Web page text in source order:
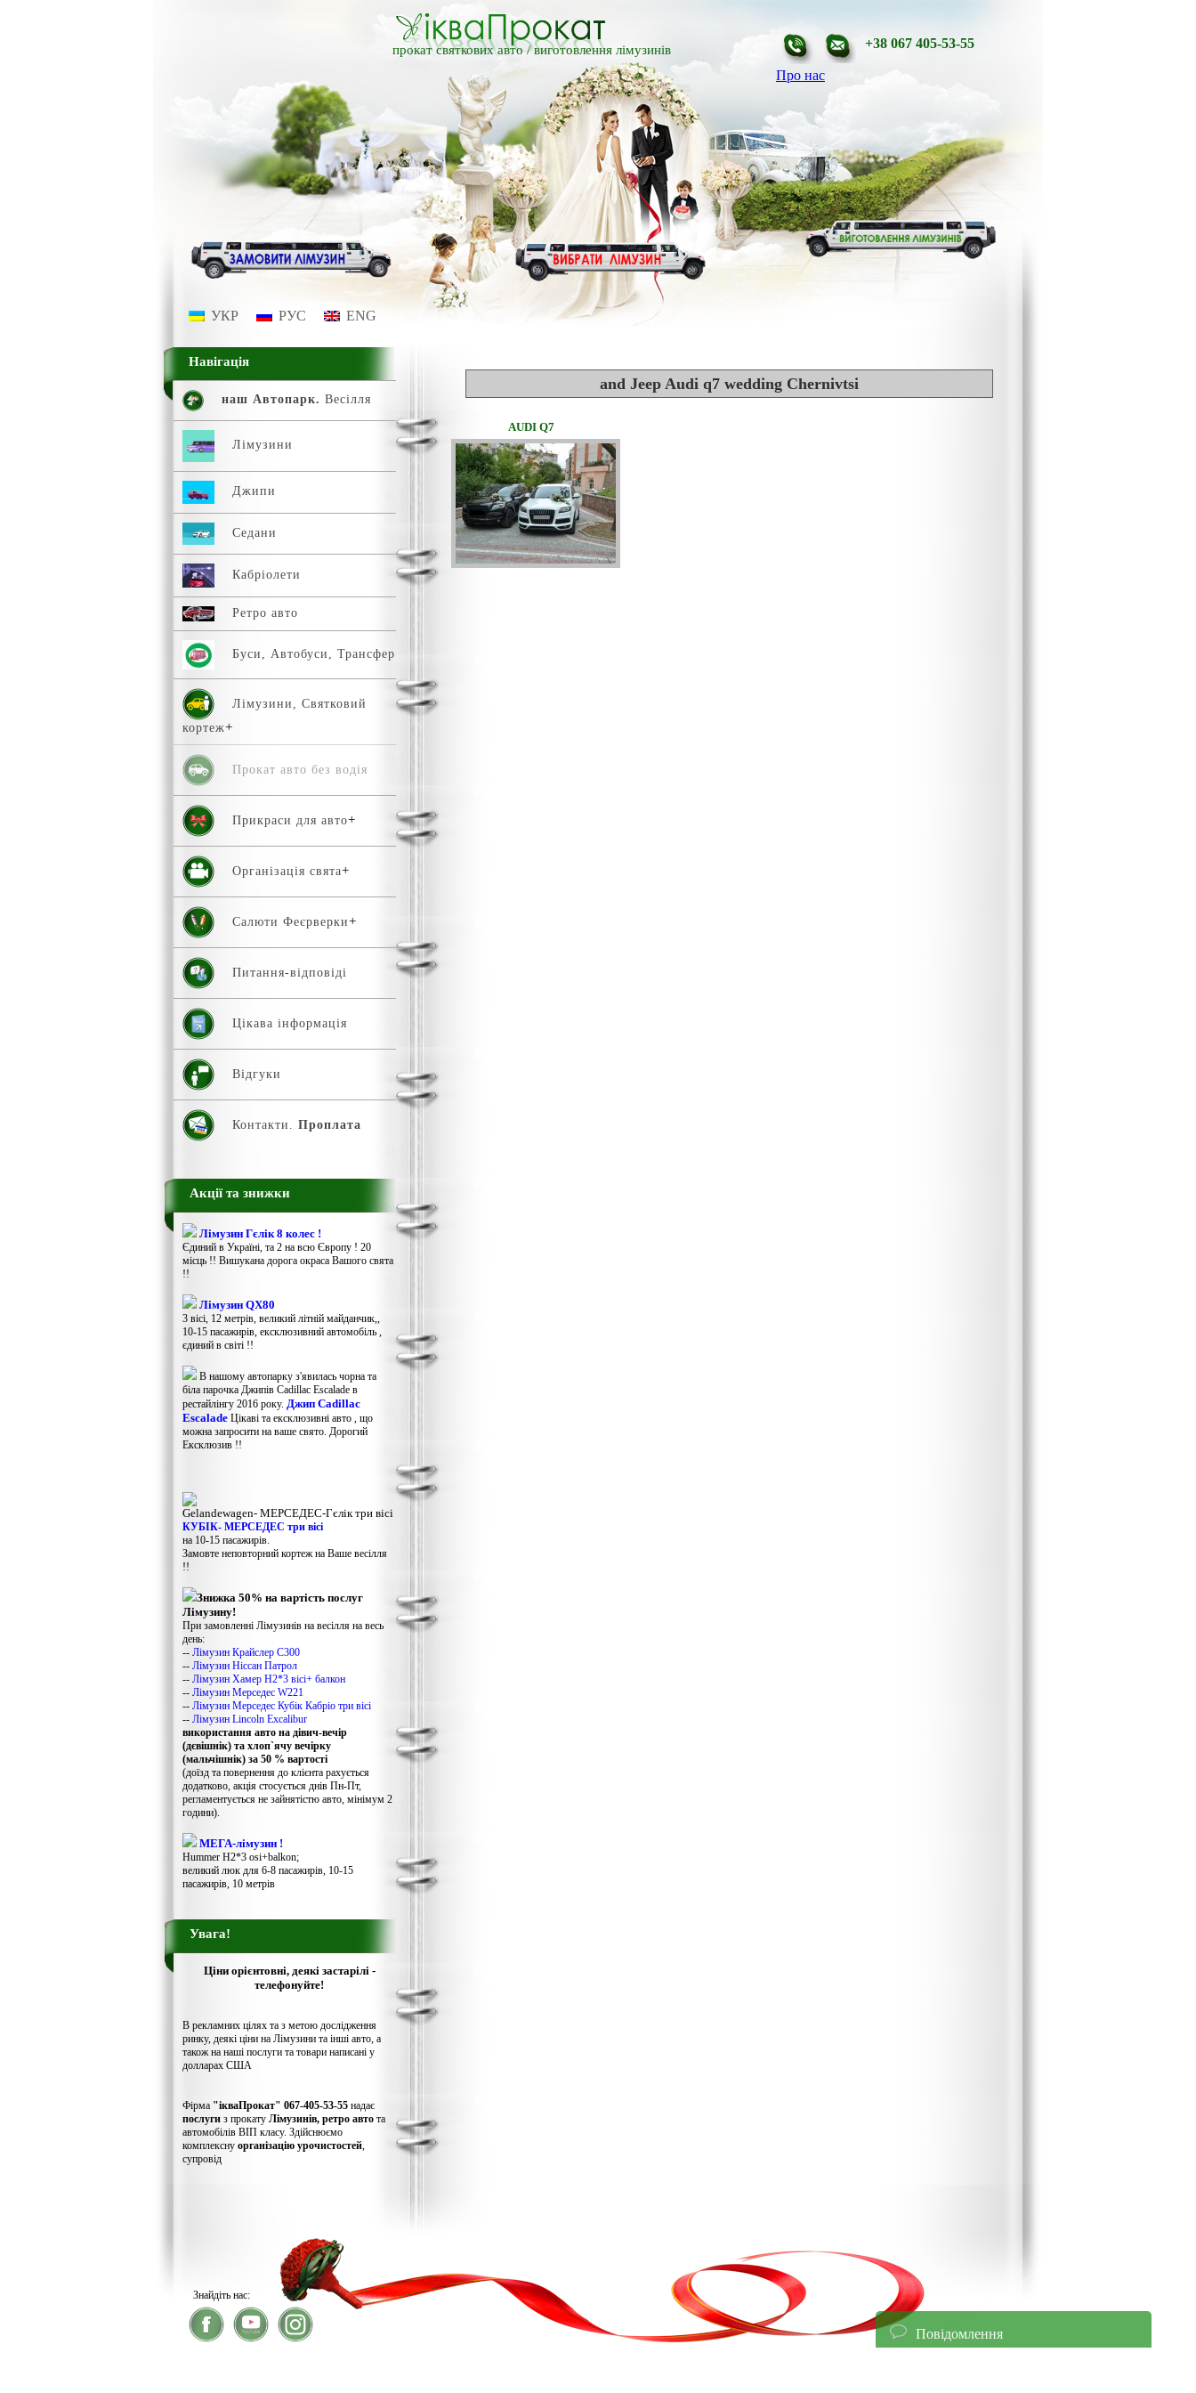
прокат святкових авто /виготовлення лімузинів
Про нас
+38 067 405-53-55
УКР РУС ENG
Навігація
наш Автопарк. Весілля
Лімузини
Джипи
Седани
Кабріолети
Ретро авто
Буси, Автобуси, Трансфер
Лімузини, Святковий
кортеж
Прокат авто без водія
Прикраси для авто
Організація свята
Салюти Феєрверки
Питання-відповіді
Цікава інформація
Відгуки
Контакти. Проплата
Акції та знижки
Лімузин Гєлік 8 колес !
Єдиний в Україні, та 2 на всю Європу ! 20
місць !! Вишукана дорога окраса Вашого свята
!!
Лімузин QX80
3 вісі, 12 метрів, великий літній майданчик,,
10-15 пасажирів, ексклюзивний автомобіль ,
єдиний в світі !!
В нашому автопарку з'явилась чорна та
біла парочка Джипів Cadillac Escalade в
рестайлінгу 2016 року. Джип Cadillac
Escalade Цікаві та ексклюзивні авто , що
можна запросити на ваше свято. Дорогий
Ексклюзив !!
Gelandewagen​- МЕРСЕДЕС-Гєлік три вісі
КУБІК- МЕРСЕДЕС три вісі
на 10-15 пасажирів.
Замовте неповторний кортеж на Ваше весілля
!!
Знижка 50% на вартість послуг
Лімузину!
При замовленні Лімузинів на весілля на весь
день:
-- Лімузин Крайслер С300
-- Лімузин Ніссан Патрол
-- Лімузин Хамер Н2*3 вісі+ балкон
-- Лімузин Мерседес W221
-- Лімузин Мерседес Кубік Кабріо три вісі
-- Лімузин Lincoln Excalibur
використання авто на дівич-вечір
(дєвішнік) та хлоп`ячу вечірку
(мальчішнік) за 50 % вартості
(доїзд та повернення до клієнта рахується
додатково, акція стосується днів Пн-Пт,
регламентується не зайнятістю авто, мінімум 2
години).
МЕГА-лімузин !
Hummer H2*3 osi+balkon;
великий люк для 6-8 пасажирів, 10-15
пасажирів, 10 метрів
Увага!
Ціни орієнтовні, деякі застарілі -
телефонуйте!
В рекламних цілях та з метою дослідження
ринку, деякі ціни на Лімузини та інші авто, а
також на наші послуги та товари написані у
долларах США
Фірма "ікваПрокат" 067-405-53-55 надає
послуги з прокату Лімузинів, ретро авто та
автомобілів ВІП класу. Здійснюємо
комплексну організацію урочистостей,
супровід
and Jeep Audi q7 wedding Chernivtsi
AUDI Q7
Знайдіть нас:
Повідомлення